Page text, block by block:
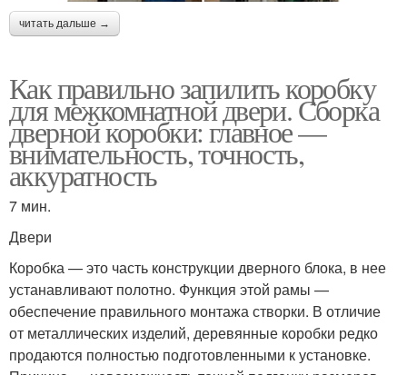
читать дальше →
Как правильно запилить коробку
для межкомнатной двери. Сборка
дверной коробки: главное —
внимательность, точность,
аккуратность
7 мин.
Двери
Коробка — это часть конструкции дверного блока, в нее
устанавливают полотно. Функция этой рамы —
обеспечение правильного монтажа створки. В отличие
от металлических изделий, деревянные коробки редко
продаются полностью подготовленными к установке.